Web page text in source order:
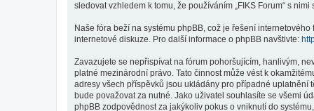
sledovat vzhledem k tomu, že používáním „FIKS Forum“ s nimi
Naše fóra beží na systému phpBB, což je řešení
internetové diskuze. Pro další informace o phpBB navštivte:
Zavazujete se nepřispívat na fórum pohoršujícím, hanlivým,
platné mezinárodní právo. Tato činnost může vést k
adresy všech příspěvků jsou ukládány pro případné uplatnění
bude považovat za nutné. Jako uživatel souhlasíte se všemi
phpBB zodpovědnost za jakýkoliv pokus o vniknutí do